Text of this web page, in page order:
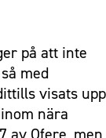
på att inte
med
visats upp
nära